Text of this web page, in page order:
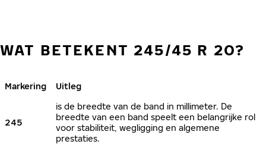
WAT BETEKENT 245/45 R 20?
Markering Uitleg
245
is de breedte van de band in millimeter. De
breedte van een band speelt een belangrijke rol
voor stabiliteit, wegligging en algemene
prestaties.